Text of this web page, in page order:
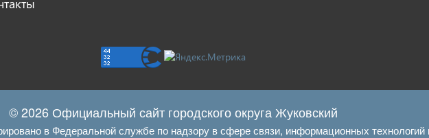
© 2026 Официальный сайт городского округа Жуковский
в Федеральной службе по надзору в сфере связи, информационных